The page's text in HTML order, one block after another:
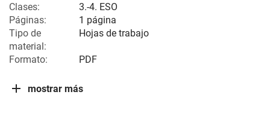
Clases:
3.-4. ESO
Páginas:
1 página
Tipo de
material:
Hojas de trabajo
Formato: PDF
mostrar más